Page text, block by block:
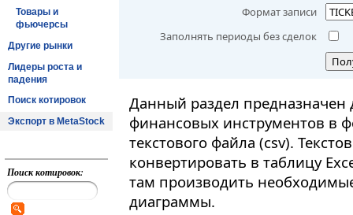
Товары и
фьючерсы
Другие рынки
Лидеры роста и
падения
Поиск котировок
Экспорт в MetaStock
Поиск котировок:
Формат записи
Заполнять периоды без сделок
Данный раздел
финансовых инструментов в
текстового файла (csv).
конвертировать в таблицу
там производить
диаграммы.